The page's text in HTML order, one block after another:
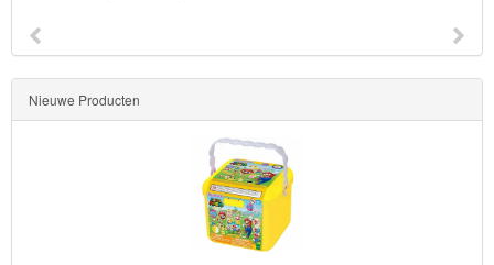
Kinderkamer
OP=OP!
Nieuwe Producten